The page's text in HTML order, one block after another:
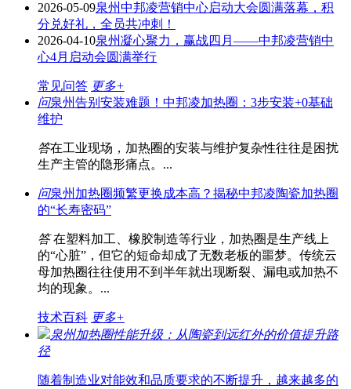
2026-05-09泉州中邦凌营销中心启动大会圆满落幕，积
分兑好礼，全员共冲刺！
2026-04-10泉州凝心聚力，赢战四月——中邦凌营销中
心4月启动会圆满举行
常见问答 更多+
问泉州告别安装难题！中邦凌加热圈：3步安装+0基础
维护
答在工业现场，加热圈的安装与维护复杂性往往是困扰
生产主管的隐形痛点。...
问泉州加热圈频繁更换成本高？揭秘中邦凌陶瓷加热圈
的“长寿密码”
答在塑料加工、橡胶制造等行业，加热圈是生产线上
的“心脏”，但它的短命却成了无数老板的噩梦。传统云
母加热圈往往使用不到半年就出现断裂、漏电或加热不
均的现象。...
技术百科 更多+
泉州加热圈性能升级：从陶瓷到远红外的价值提升路
径
随着制造业对能效和品质要求的不断提升，越来越多的